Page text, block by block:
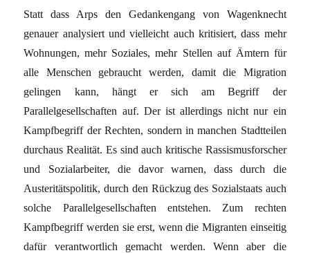
Statt dass Arps den Gedankengang von Wagenknecht
genauer analysiert und vielleicht auch kritisiert, dass mehr
Wohnungen, mehr Soziales, mehr Stellen auf Ämtern für
alle Menschen gebraucht werden, damit die Migration
gelingen kann, hängt er sich am Begriff der
Parallelgesellschaften auf. Der ist allerdings nicht nur ein
Kampfbegriff der Rechten, sondern in manchen Stadtteilen
durchaus Realität. Es sind auch kritische Rassismusforscher
und Sozialarbeiter, die davor warnen, dass durch die
Austeritätspolitik, durch den Rückzug des Sozialstaats auch
solche Parallelgesellschaften entstehen. Zum rechten
Kampfbegriff werden sie erst, wenn die Migranten einseitig
dafür verantwortlich gemacht werden. Wenn aber die